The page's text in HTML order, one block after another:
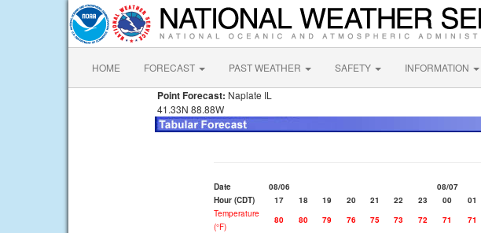
HOME FORECAST PAST WEATHER SAFETY INFORMATION
Point Forecast: Naplate IL
41.33N 88.88W
Date 08/06
08/07
Hour (CDT)
17 18 19 20 21 22 23 00 01
Temperature
(°F)
80 80 79 76 75 73 72 71 71